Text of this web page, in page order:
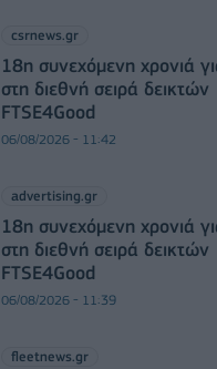
csrnews.gr
18η συνεχόμενη χρονιά
στη διεθνή σειρά δεικτών
FTSE4Good
06/08/2026 - 11:42
advertising.gr
18η συνεχόμενη χρονιά
στη διεθνή σειρά δεικτών
FTSE4Good
06/08/2026 - 11:39
fleetnews.gr